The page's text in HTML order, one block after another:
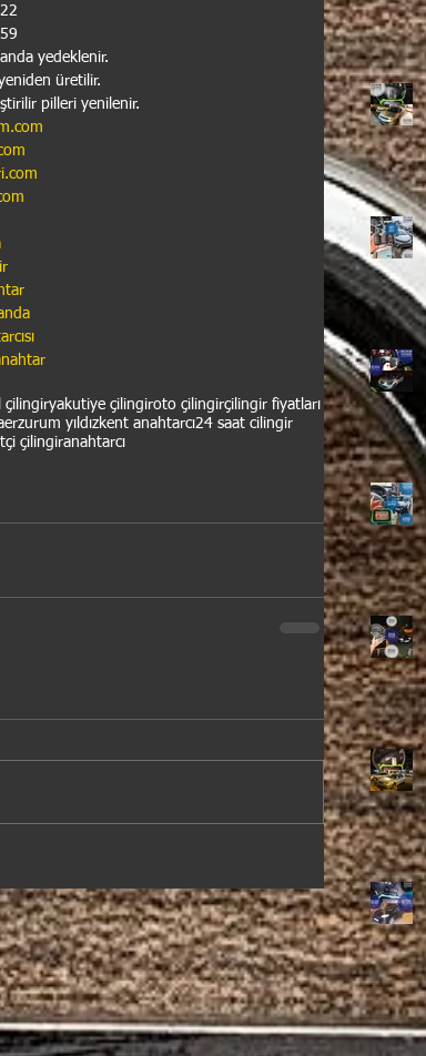
yedeklenir.
üretilir.
pilleri yenilenir.
çilingiryakutiye çilingiroto çilingirçilingir fiyatları
erzurum yıldızkent anahtarcı24 saat cilingir
çilingiranahtarcı